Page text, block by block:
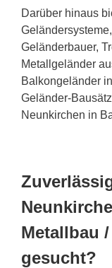
Darüber hinaus
Geländerbauer,
Metallgeländer
Balkongeländer
Geländer-
Neunkirchen in
Metallbau
gesucht?